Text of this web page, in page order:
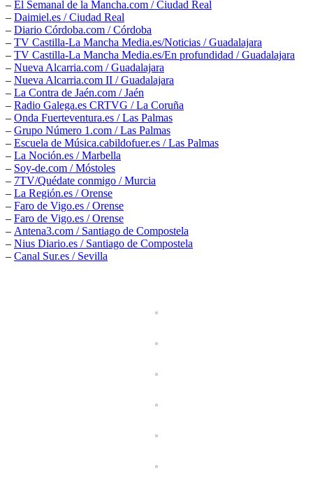
– El Semanal de la Mancha.com / Ciudad Real
– Daimiel.es / Ciudad Real
– Diario Córdoba.com / Córdoba
– TV Castilla-La Mancha Media.es/Noticias / Guadalajara
– TV Castilla-La Mancha Media.es/En profundidad / Guadalajara
– Nueva Alcarria.com / Guadalajara
– Nueva Alcarria.com II / Guadalajara
– La Contra de Jaén.com / Jaén
– Radio Galega.es CRTVG / La Coruña
– Onda Fuerteventura.es / Las Palmas
– Grupo Número 1.com / Las Palmas
– Escuela de Música.cabildofuer.es / Las Palmas
– La Noción.es / Marbella
– Soy-de.com / Móstoles
– 7TV/Quédate conmigo / Murcia
– La Región.es / Orense
– Faro de Vigo.es / Orense
– Faro de Vigo.es / Orense
– Antena3.com / Santiago de Compostela
– Nius Diario.es / Santiago de Compostela
– Canal Sur.es / Sevilla